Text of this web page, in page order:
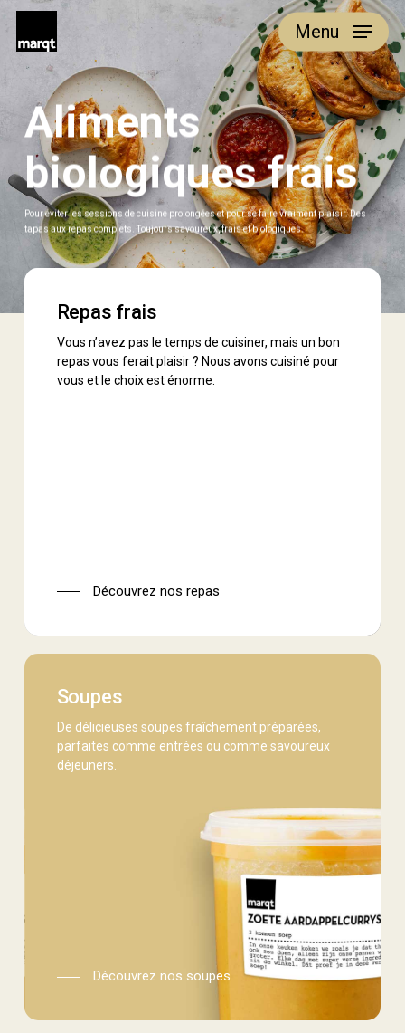
Skip
main
content
Menu
Aliments
biologiques frais
Pour éviter les sessions de cuisine prolongées et pour se faire vraiment plaisir. Des
tapas aux repas complets. Toujours savoureux, frais et biologiques.
Repas
frais Repas frais
Vous n’avez pas le temps de cuisiner, mais un bon
repas vous ferait plaisir ? Nous avons cuisiné pour
vous et le choix est énorme.
Découvrez nos repas
Soupes
De délicieuses soupes fraîchement préparées,
parfaites comme entrées ou comme savoureux
déjeuners.
Découvrez nos soupes